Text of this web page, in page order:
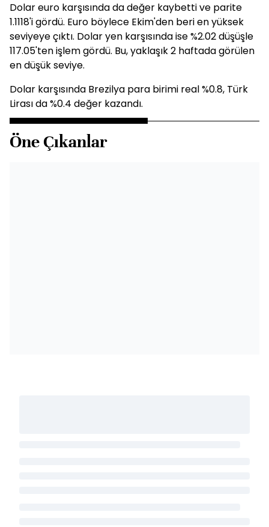
Dolar euro karşısında da değer kaybetti ve parite
1.1118'i gördü. Euro böylece Ekim'den beri en yüksek
seviyeye çıktı. Dolar yen karşısında ise %2.02 düşüşle
117.05'ten işlem gördü. Bu, yaklaşık 2 haftada görülen
en düşük seviye.
Dolar karşısında Brezilya para birimi real %0.8, Türk
Lirası da %0.4 değer kazandı.
Öne Çıkanlar